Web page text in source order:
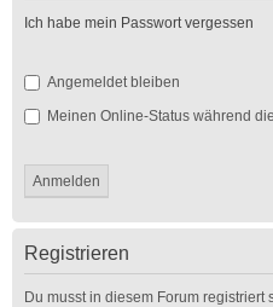
Ich habe mein Passwort vergessen
Angemeldet bleiben
Meinen Online-Status während
Registrieren
Du musst in diesem Forum